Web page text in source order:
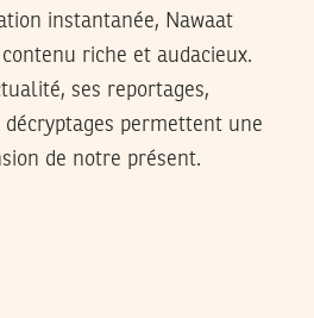
instantanée, Nawaat
riche et audacieux.
ses reportages,
permettent une
de notre présent.